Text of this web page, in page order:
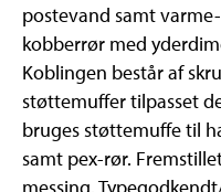
postevand samt
kobberrør med
Koblingen består af
støttemuffer tilpasset
bruges støttemuffe til
samt pex-rør.
messing.